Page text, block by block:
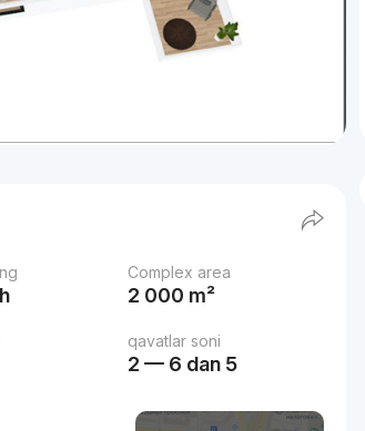
Complex area
2 000 m²
qavatlar soni
2 — 6 dan 5